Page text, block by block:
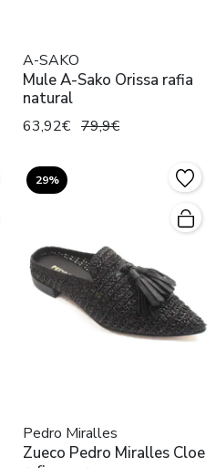
A-SAKO
Mule A-Sako Orissa rafia
natural
63,92€ 79,9€
29%
Pedro Miralles
Zueco Pedro Miralles Cloe